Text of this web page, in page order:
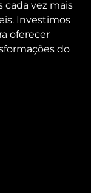
cada vez mais
Investimos
oferecer
do